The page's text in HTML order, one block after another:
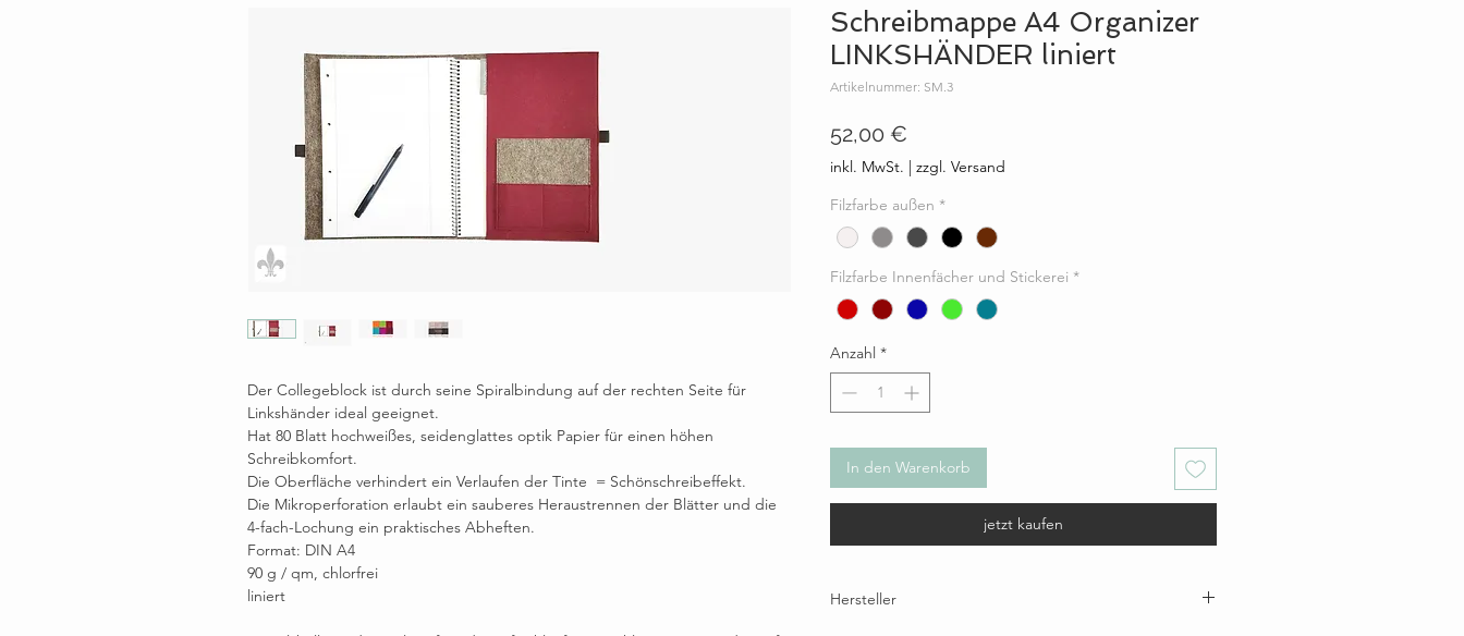
Der Collegeblock ist durch seine Spiralbindung auf der rechten Seite für
Linkshänder ideal geeignet.
Hat 80 Blatt hochweißes, seidenglattes optik Papier für einen höhen
Schreibkomfort.
Die Oberfläche verhindert ein Verlaufen der Tinte = Schönschreibeffekt.
Die Mikroperforation erlaubt ein sauberes Heraustrennen der Blätter und die
4-fach-Lochung ein praktisches Abheften.
Format: DIN A4
90 g / qm, chlorfrei
liniert
Schreibmappe A4 Organizer
LINKSHÄNDER liniert
Artikelnummer: SM.3
52,00 €
inkl. MwSt. | zzgl. Versand
Filzfarbe außen *
Filzfarbe Innenfächer und Stickerei *
Anzahl *
In den Warenkorb
jetzt kaufen
Hersteller